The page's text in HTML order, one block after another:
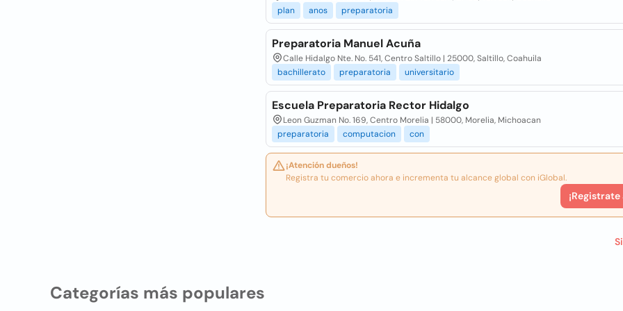
plan
anos preparatoria
Preparatoria Manuel Acuña
Calle Hidalgo Nte. No. 541, Centro Saltillo | 25000, Saltillo, Coahuila
bachillerato
preparatoria universitario
Escuela Preparatoria Rector Hidalgo
Leon Guzman No. 169, Centro Morelia | 58000, Morelia, Michoacan
preparatoria
computacion con
¡Atención dueños!
Registra tu comercio ahora e incrementa tu alcance global con iGlobal.
¡Registrate
Categorías más populares